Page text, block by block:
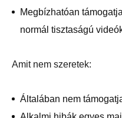
Megbízhatóan
normál tisztaságú
Amit nem szeretek:
Általában nem